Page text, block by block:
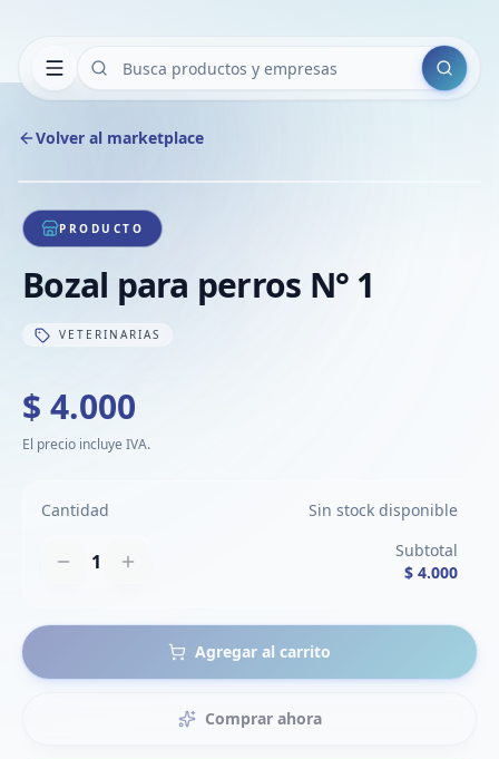
Buscar
Volver al marketplace
1/1
PRODUCTO
Bozal para perros N° 1
VETERINARIAS
$ 4.000
El precio incluye IVA.
Cantidad Sin stock disponible
1
Subtotal
$ 4.000
Agregar al carrito
Comprar ahora